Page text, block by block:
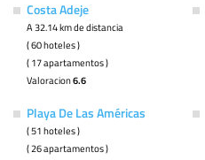
Costa Adeje
A 32.14 km de distancia
( 60 hoteles )
( 17 apartamentos )
Valoracion6.6
Playa De Las Américas
( 51 hoteles )
( 26 apartamentos )